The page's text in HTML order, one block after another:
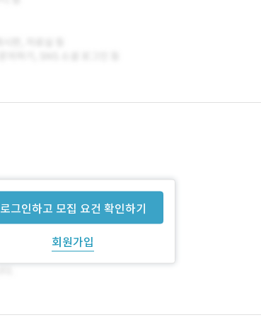
로그인하고 모집 요건 확인하기
회원가입